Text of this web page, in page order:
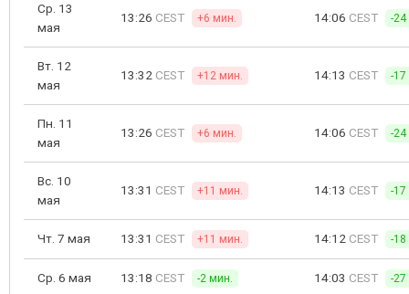
Ср. 13
мая
13:26 CEST +6 мин. 14:06 CEST -
Вт. 12
мая
13:32 CEST +12 мин. 14:13 CEST -
Пн. 11
мая
13:26 CEST +6 мин. 14:06 CEST -
Вс. 10
мая
13:31 CEST +11 мин. 14:13 CEST -
Чт. 7 мая 13:31 CEST +11 мин. 14:12 CEST -
Ср. 6 мая 13:18 CEST -2 мин. 14:03 CEST -